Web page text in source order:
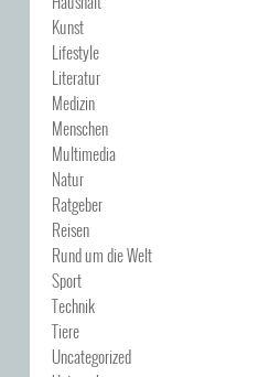
Kunst
Lifestyle
Literatur
Medizin
Menschen
Multimedia
Natur
Ratgeber
Reisen
Rund um die Welt
Sport
Technik
Tiere
Uncategorized